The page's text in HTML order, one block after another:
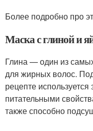
Более подробно про
Маска с глиной и
Глина — один из
для жирных волос.
рецепте
питательными
также способно